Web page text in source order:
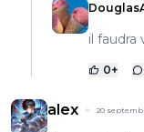
il faudra
0+
alex 20